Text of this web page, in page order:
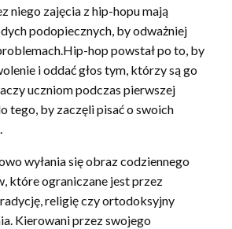
niego zajęcia z hip-hopu mają
podopiecznych, by odważniej
hop powstał po to, by
i oddać głos tym, którzy są go
uczniom podczas pierwszej
tego, by zaczęli pisać o swoich
wyłania się obraz codziennego
które ograniczane jest przez
religię czy ortodoksyjny
Kierowani przez swojego